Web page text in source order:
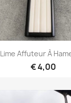
Lime Affuteur À
€ 4,00